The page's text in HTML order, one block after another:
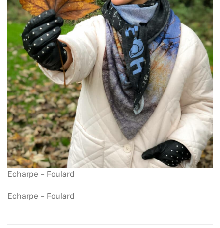
Echarpe – Foulard
Echarpe – Foulard